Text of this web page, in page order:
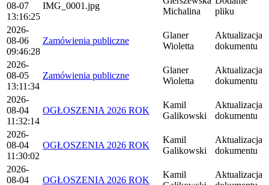
08-07
13:16:25
IMG_0001.jpg
Michalina
pliku
2026-
08-06
09:46:28
Zamówienia publiczne
Glaner
Wioletta
Aktualizacja
dokumentu
2026-
08-05
13:11:34
Zamówienia publiczne
Glaner
Wioletta
Aktualizacja
dokumentu
2026-
08-04
11:32:14
OGŁOSZENIA 2026 ROK
Kamil
Galikowski
Aktualizacja
dokumentu
2026-
08-04
11:30:02
OGŁOSZENIA 2026 ROK
Kamil
Galikowski
Aktualizacja
dokumentu
2026-
08-04
OGŁOSZENIA 2026 ROK
Kamil
Aktualizacja